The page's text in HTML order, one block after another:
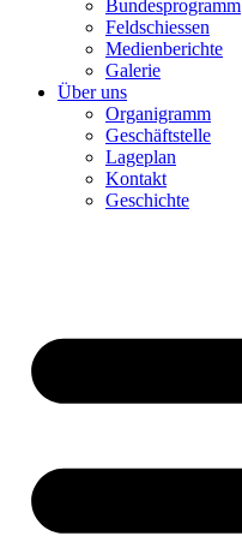
Bundesprogramm
Feldschiessen
Medienberichte
Galerie
Über uns
Organigramm
Geschäftstelle
Lageplan
Kontakt
Geschichte